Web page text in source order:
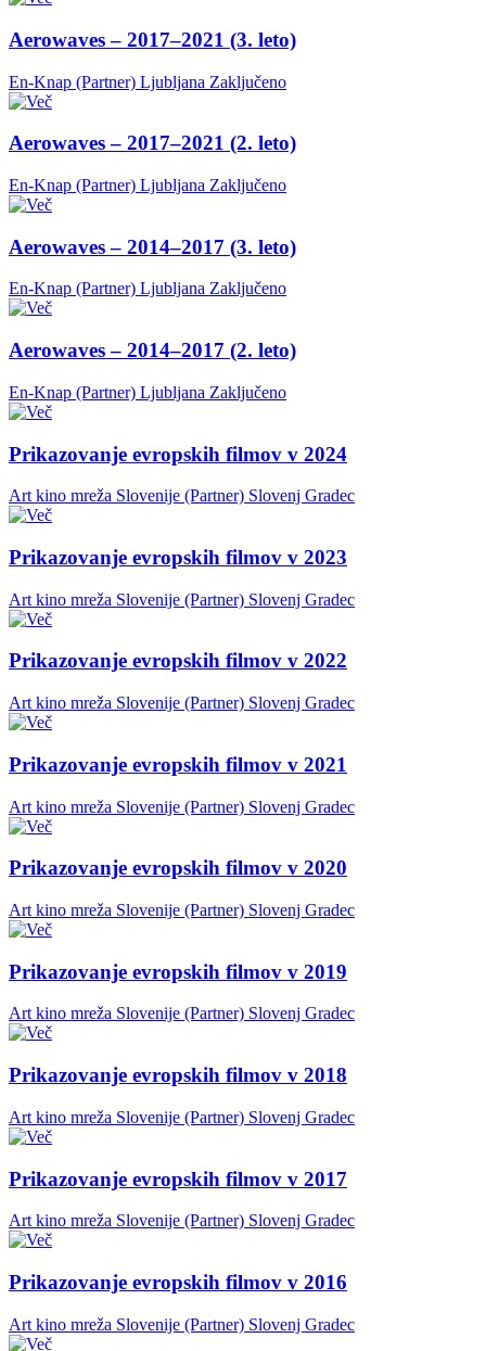
Aerowaves – 2017–2021 (3. leto)
En-Knap (Partner) Ljubljana Zaključeno
Aerowaves – 2017–2021 (2. leto)
En-Knap (Partner) Ljubljana Zaključeno
Aerowaves – 2014–2017 (3. leto)
En-Knap (Partner) Ljubljana Zaključeno
Aerowaves – 2014–2017 (2. leto)
En-Knap (Partner) Ljubljana Zaključeno
Prikazovanje evropskih filmov v 2024
Art kino mreža Slovenije (Partner) Slovenj Gradec
Prikazovanje evropskih filmov v 2023
Art kino mreža Slovenije (Partner) Slovenj Gradec
Prikazovanje evropskih filmov v 2022
Art kino mreža Slovenije (Partner) Slovenj Gradec
Prikazovanje evropskih filmov v 2021
Art kino mreža Slovenije (Partner) Slovenj Gradec
Prikazovanje evropskih filmov v 2020
Art kino mreža Slovenije (Partner) Slovenj Gradec
Prikazovanje evropskih filmov v 2019
Art kino mreža Slovenije (Partner) Slovenj Gradec
Prikazovanje evropskih filmov v 2018
Art kino mreža Slovenije (Partner) Slovenj Gradec
Prikazovanje evropskih filmov v 2017
Art kino mreža Slovenije (Partner) Slovenj Gradec
Prikazovanje evropskih filmov v 2016
Art kino mreža Slovenije (Partner) Slovenj Gradec